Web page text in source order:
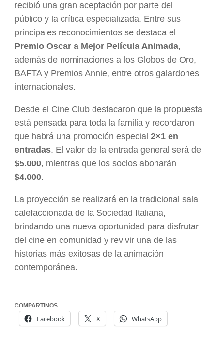
recibió una gran aceptación por parte del
público y la crítica especializada. Entre sus
principales reconocimientos se destaca el
Premio Oscar a Mejor Película Animada,
además de nominaciones a los Globos de Oro,
BAFTA y Premios Annie, entre otros galardones
internacionales.
Desde el Cine Club destacaron que la propuesta
está pensada para toda la familia y recordaron
que habrá una promoción especial 2×1 en
entradas. El valor de la entrada general será de
$5.000, mientras que los socios abonarán
$4.000.
La proyección se realizará en la tradicional sala
calefaccionada de la Sociedad Italiana,
brindando una nueva oportunidad para disfrutar
del cine en comunidad y revivir una de las
historias más exitosas de la animación
contemporánea.
COMPARTINOS...
Facebook X WhatsApp